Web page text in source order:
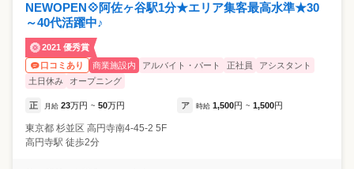
NEWOPEN💠阿佐ヶ谷駅1分★エリア集客最高水準★30
～40代活躍中♪
2021 優秀賞
口コミあり
商業施設内 アルバイト・パート 正社員
アシスタント
土日休み
オープニング
正 月給 23万円 ~ 50万円 ア 時給 1,500円 ~ 1,500円
東京都 杉並区 高円寺南4-45-2 5F
高円寺駅 徒歩2分